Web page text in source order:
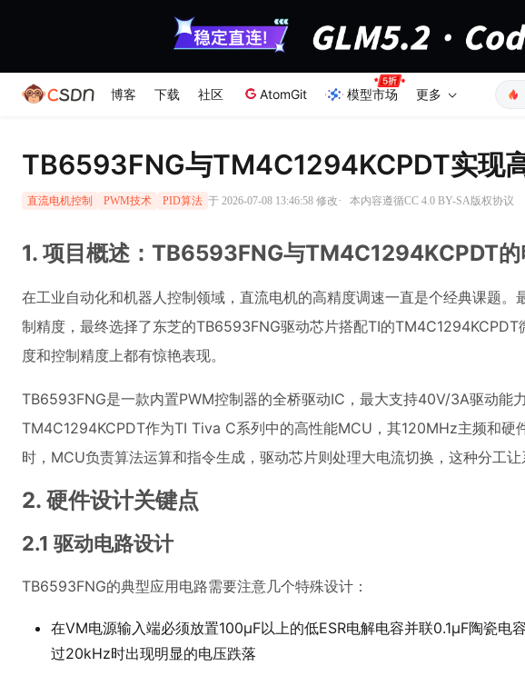
博客 下载 社区 AtomGit 模型市场 更多
TB6593FNG与TM4C1294KCPDT实现
直流电机控制 PWM技术 PID算法 于 2026-07-08 13:46:58 修改· 本内容遵循CC 4.0 BY-SA版权协议
1. 项目概述：TB6593FNG与TM4C1294KCPDT的
在工业自动化和机器人控制领域，直流电机的高精度调速一直是个经典课题
制精度，最终选择了东芝的TB6593FNG驱动芯片搭配TI的
度和控制精度上都有惊艳表现。
TB6593FNG是一款内置PWM控制器的全桥驱动IC，最大支持40V/3A驱动能
TM4C1294KCPDT作为TI Tiva C系列中的高性能MCU，其120MHz主频和硬
时，MCU负责算法运算和指令生成，驱动芯片则处理大电流切换，这种分工让
2. 硬件设计关键点
2.1 驱动电路设计
TB6593FNG的典型应用电路需要注意几个特殊设计：
在VM电源输入端必须放置100μF以上的低ESR电解电容并联0.1μF陶瓷
过20kHz时出现明显的电压跌落